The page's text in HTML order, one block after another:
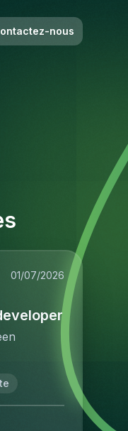
nous
01/07/2026
naar
je